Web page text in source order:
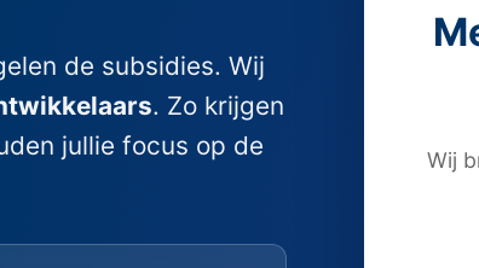
de subsidies. Wij
. Zo krijgen
jullie focus op de
Wij